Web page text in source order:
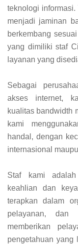
teknologi
menjadi jaminan
berkembang
yang dimiliki staf
layanan yang
Sebagai
akses internet,
kualitas bandwidth
kami
handal, dengan
internasional
Staf kami
keahlian dan
terapkan dalam
pelayanan, dan
memberikan
pengetahuan